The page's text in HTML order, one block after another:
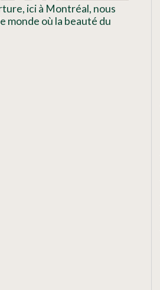
ici à Montréal, nous
monde où la beauté du